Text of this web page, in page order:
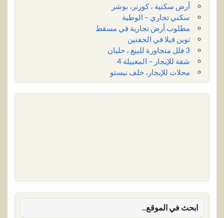
أرض سكنية ، كورنر، بوشر
سكني تجاري – الوطية
مطلوب أرض تجارية في مسقط
توين فيلا في الجفنين
3 فلل متجاورة للبيع ، حلبان
شقة للإيجار – المعبيلة 4
محلات للإيجار، خلف نيستو
ابحث في الموقع..